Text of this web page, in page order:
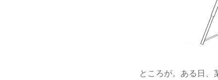
ところが。ある日、